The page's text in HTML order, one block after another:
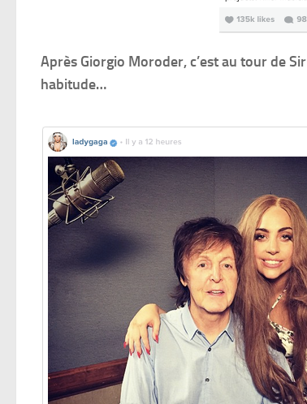
Après Giorgio Moroder, c’est au tour de
habitude…